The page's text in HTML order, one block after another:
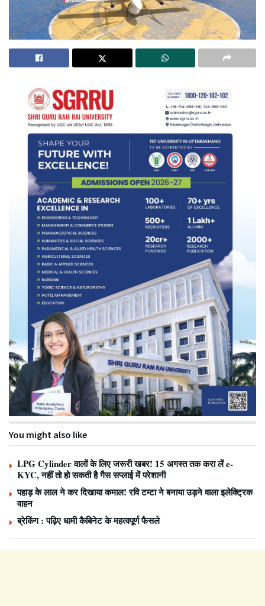
You might also like
LPG Cylinder वालों के लिए जरूरी खबर! 15 अगस्त तक करा लें e-
KYC, नहीं तो हो सकती है गैस सप्लाई में परेशानी
पहाड़ के लाल ने कर दिखाया कमाल! रवि टम्टा ने बनाया उड़ने वाला इलेक्ट्रिक
वाहन
ब्रेकिंग : पढ़िए धामी कैबिनेट के महत्वपूर्ण फैसले